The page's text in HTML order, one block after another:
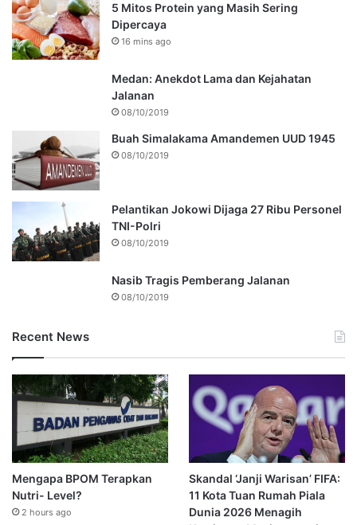
5 Mitos Protein yang Masih Sering
Dipercaya
16 mins ago
Medan: Anekdot Lama dan Kejahatan
Jalanan
08/10/2019
Buah Simalakama Amandemen UUD 1945
08/10/2019
Pelantikan Jokowi Dijaga 27 Ribu Personel
TNI-Polri
08/10/2019
Nasib Tragis Pemberang Jalanan
08/10/2019
Recent News
Mengapa BPOM Terapkan
Nutri- Level?
2 hours ago
Skandal ‘Janji Warisan’ FIFA:
11 Kota Tuan Rumah Piala
Dunia 2026 Menagih